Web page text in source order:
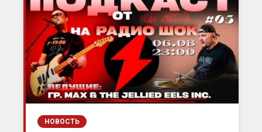
НОВОСТЬ